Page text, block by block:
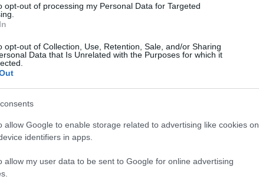
opt-out of processing my Personal Data for Targeted
opt-out of Collection, Use, Retention, Sale, and/or Sharing
Data that Is Unrelated with the Purposes for which it
allow Google to enable storage related to advertising like cookies on
identifiers in apps.
allow my user data to be sent to Google for online advertising
Ώρα MEGA»